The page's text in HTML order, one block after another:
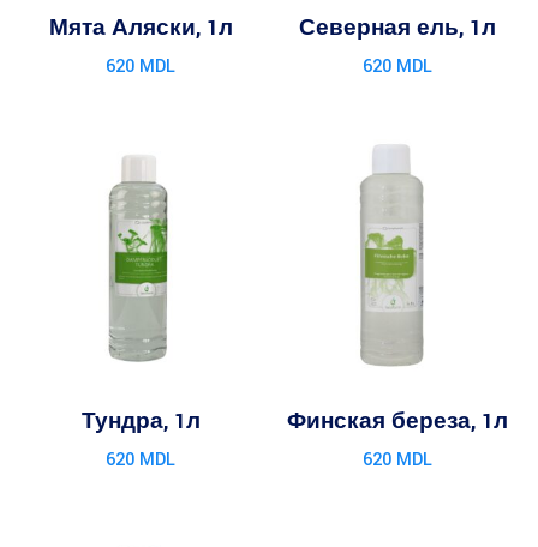
Мята Аляски, 1л
620 MDL
Северная ель, 1л
620 MDL
Тундра, 1л
620 MDL
Финская береза, 1л
620 MDL